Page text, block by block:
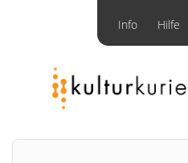
Info Hilfe